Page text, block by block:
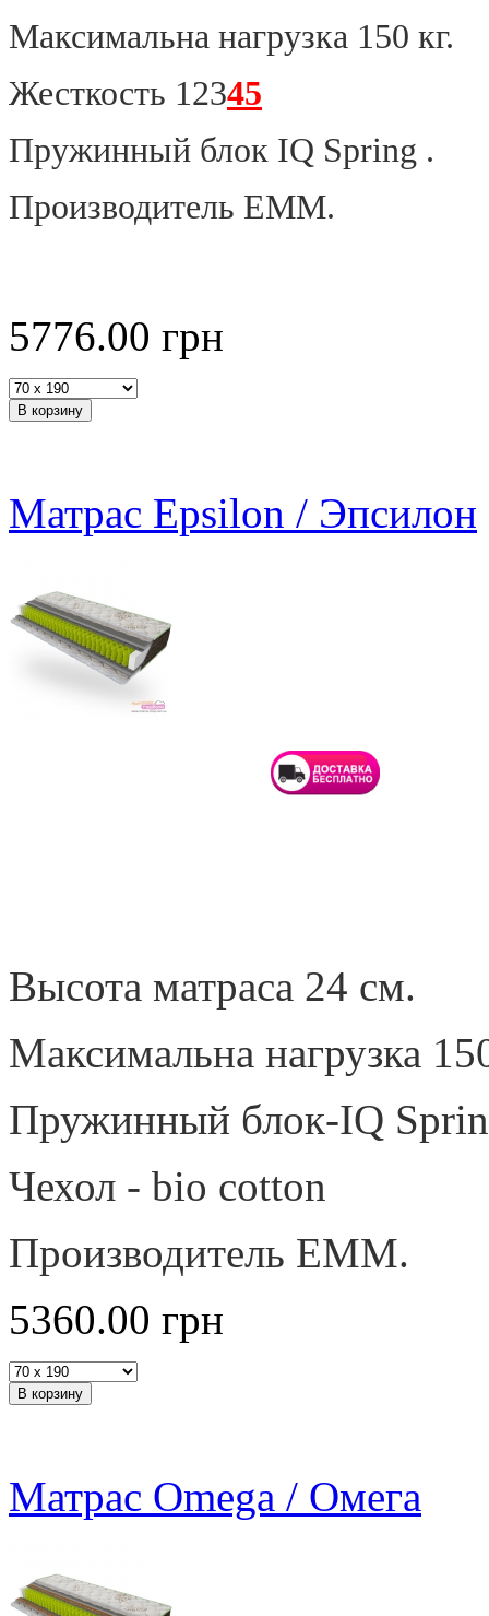
Максимальна нагрузка 150 кг.
Жесткость 12345
Пружинный блок IQ Spring .
Производитель ЕММ.
5776.00 грн
Матрас Epsilon / Эпсилон
Высота матраса 24 см.
Максимальна нагрузка
Пружинный блок-IQ
Чехол - bio cotton
Производитель ЕММ.
5360.00 грн
Матрас Omega / Омега